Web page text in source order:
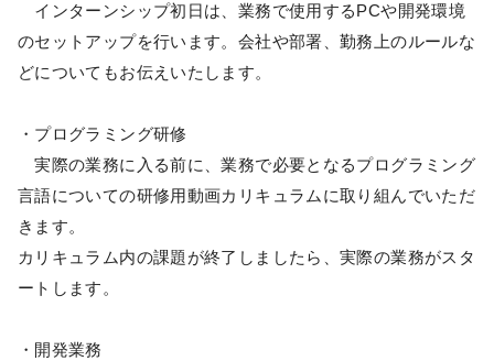
インターンシップ初日は、業務で使用するPCや開発環境
のセットアップを行います。会社や部署、勤務上のルールな
どについてもお伝えいたします。
・プログラミング研修
実際の業務に入る前に、業務で必要となるプログラミング
言語についての研修用動画カリキュラムに取り組んでいただ
きます。
カリキュラム内の課題が終了しましたら、実際の業務がスタ
ートします。
・開発業務